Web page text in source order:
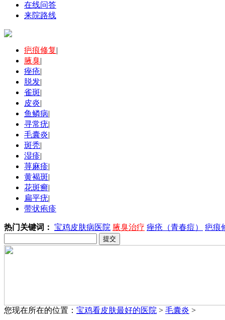
在线问答
来院路线
疤痕修复|
腋臭|
痤疮|
脱发|
雀斑|
皮炎|
鱼鳞病|
寻常疣|
毛囊炎|
斑秃|
湿疹|
荨麻疹|
黄褐斑|
花斑癣|
扁平疣|
带状疱疹
热门关键词： 宝鸡皮肤病医院 腋臭治疗 痤疮（青春痘） 疤痕
您现在所在的位置： 宝鸡看皮肤最好的医院 > 毛囊炎 >